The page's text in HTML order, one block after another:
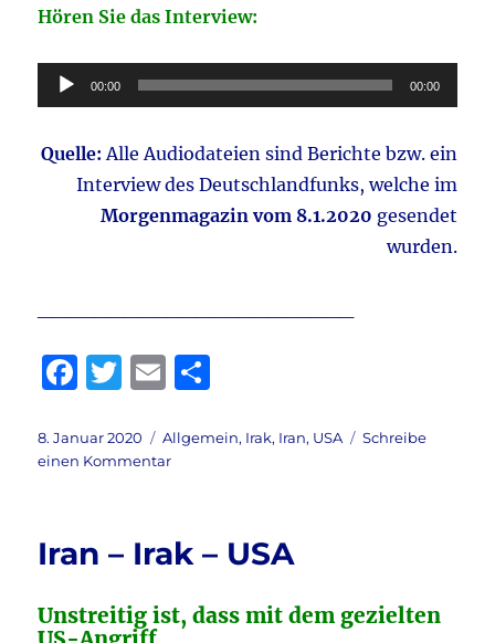
Hören Sie das Interview:
Audio-
Player
00:00 00:00
Quelle: Alle Audiodateien sind Berichte bzw. ein
Interview des Deutschlandfunks, welche im
Morgenmagazin vom 8.1.2020 gesendet
wurden.
F
c
e
o
k
T
it
te
E
ai
l
le
Veröffentlicht
am
8. Januar 2020 Kategorien
Allgemein, Irak, Iran, USA
Schreibe
einen Kommentarzu
Iran
eskaliert
Iran – Irak – USA
Unstreitig ist, dass mit dem gezielten